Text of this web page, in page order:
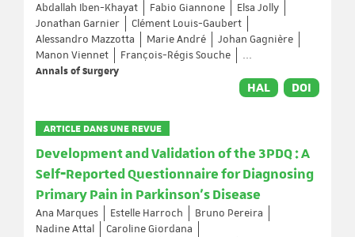
Abdallah Iben-Khayat
Fabio Giannone
Elsa Jolly
Jonathan Garnier
Clément Louis-Gaubert
Alessandro Mazzotta
Marie André
Johan Gagnière
Manon Viennet
François-Régis Souche
...
Annals of Surgery
HAL DOI
ARTICLE DANS UNE REVUE
Development and Validation of the 3PDQ : A
Self‐Reported Questionnaire for Diagnosing
Primary Pain in Parkinson's Disease
Ana Marques Estelle Harroch
Bruno Pereira
Nadine Attal
Caroline Giordana